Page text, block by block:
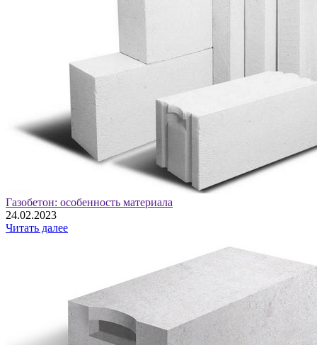
Газобетон: особенность материала
24.02.2023
Читать далее